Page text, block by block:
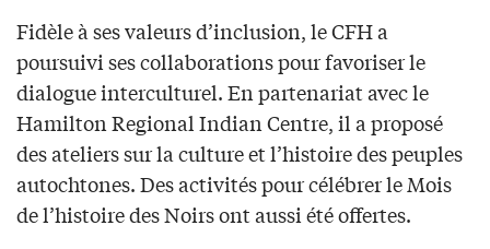
Fidèle à ses valeurs d’inclusion, le CFH a
poursuivi ses collaborations pour favoriser le
dialogue interculturel. En partenariat avec le
Hamilton Regional Indian Centre, il a proposé
des ateliers sur la culture et l’histoire des peuples
autochtones. Des activités pour célébrer le Mois
de l’histoire des Noirs ont aussi été offertes.